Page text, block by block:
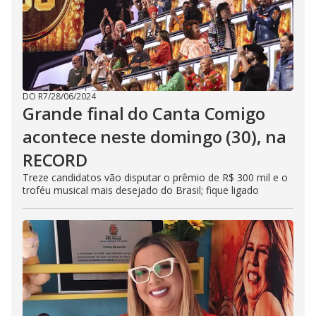
DO R7/28/06/2024
Grande final do Canta Comigo
acontece neste domingo (30), na
RECORD
Treze candidatos vão disputar o prêmio de R$ 300 mil e o
troféu musical mais desejado do Brasil; fique ligado